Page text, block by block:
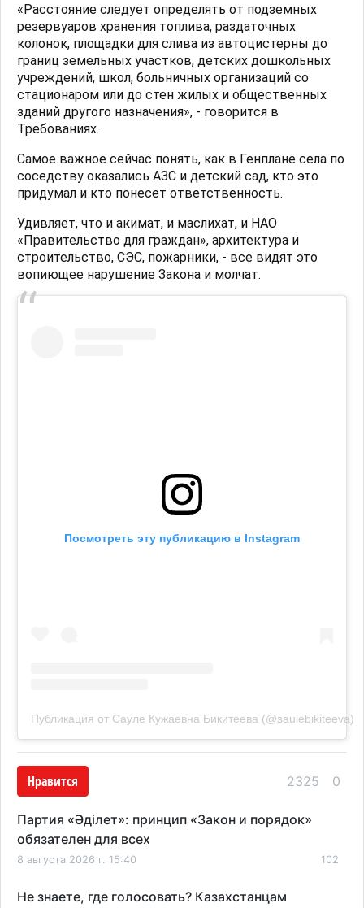
«Расстояние следует определять от подземных
резервуаров хранения топлива, раздаточных
колонок, площадки для слива из автоцистерны до
границ земельных участков, детских дошкольных
учреждений, школ, больничных организаций со
стационаром или до стен жилых и общественных
зданий другого назначения», - говорится в
Требованиях.
Самое важное сейчас понять, как в Генплане села по
соседству оказались АЗС и детский сад, кто это
придумал и кто понесет ответственность.
Удивляет, что и акимат, и маслихат, и НАО
«Правительство для граждан», архитектура и
строительство, СЭС, пожарники, - все видят это
вопиющее нарушение Закона и молчат.
Посмотреть эту публикацию в Instagram
Публикация от Сауле Кужаевна Бикитеева (@saulebikiteeva)
Нравится 2325 0
Партия «Әділет»: принцип «Закон и порядок»
обязателен для всех
8 августа 2026 г. 15:40 102
Не знаете, где голосовать? Казахстанцам